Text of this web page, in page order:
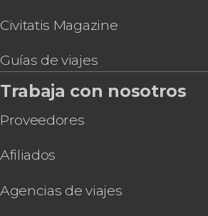
Civitatis Magazine
Guías de viajes
Trabaja con nosotros
Proveedores
Afiliados
Agencias de viajes